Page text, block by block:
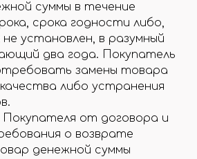
суммы в течение
срока годности либо,
установлен, в разумный
два года. Покупатель
замены товара
либо устранения
Покупателя от договора и
о возврате
денежной суммы